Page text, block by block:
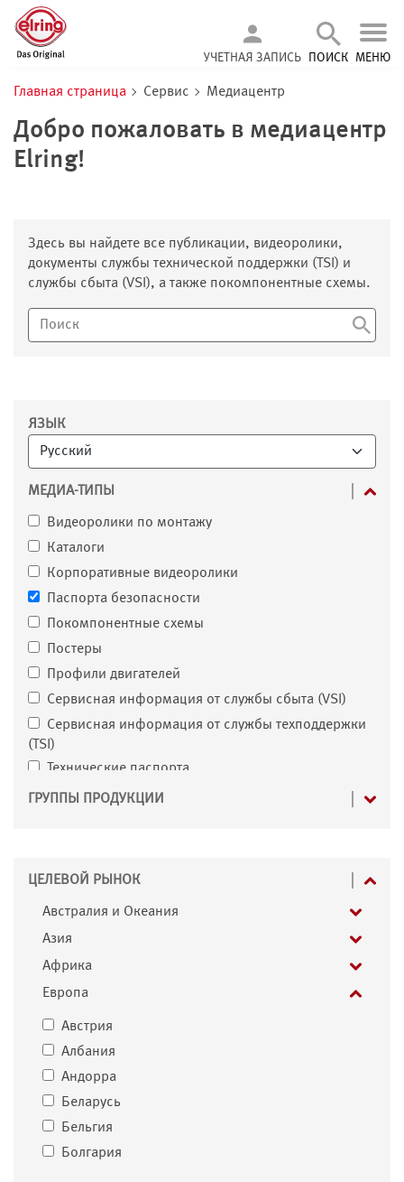
УЧЕТНАЯ ЗАПИСЬ ПОИСК МЕНЮ
Главная страница Сервис Медиацентр
Добро пожаловать в медиацентр
Elring!
Здесь вы найдете все публикации, видеоролики,
документы службы технической поддержки (TSI) и
службы сбыта (VSI), а также покомпонентные схемы.
Фильтр
ЯЗЫК
МЕДИА-ТИПЫ
Видеоролики по монтажу
Каталоги
Корпоративные видеоролики
Паспорта безопасности
Покомпонентные схемы
Постеры
Профили двигателей
Сервисная информация от службы сбыта (VSI)
Сервисная информация от службы техподдержки
(TSI)
Технические паспорта
Флаеры и брошюры
ГРУППЫ ПРОДУКЦИИ
ЦЕЛЕВОЙ РЫНОК
Австралия и Океания
Азия
Африка
Европа
Австрия
Албания
Андорра
Беларусь
Бельгия
Болгария